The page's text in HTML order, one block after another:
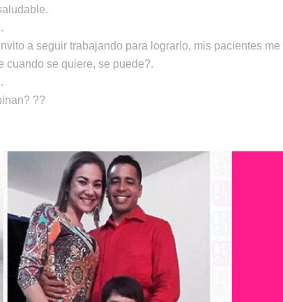
.
a seguir trabajando para lograrlo, mis pacientes
cuando se quiere, se puede?.
.
??